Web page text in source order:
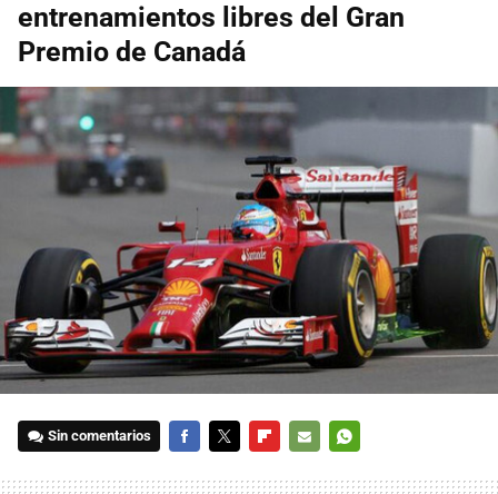
entrenamientos libres del Gran
Premio de Canadá
Sin comentarios